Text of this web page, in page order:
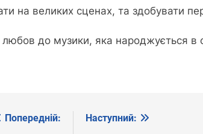
на великих сценах, та здобувати
до музики, яка народжується в
Попередній:
Наступний: